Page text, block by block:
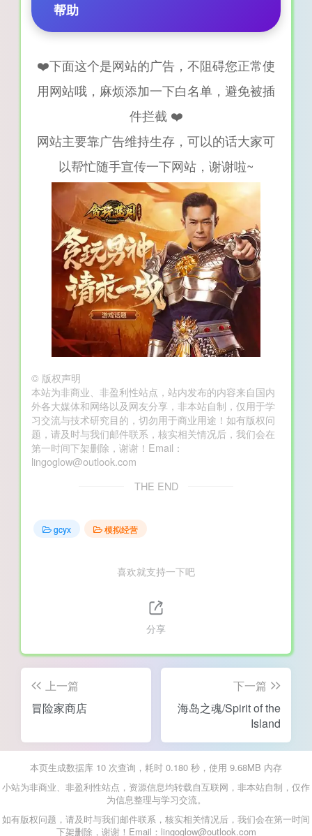
帮助
❤️下面这个是网站的广告，不阻碍您正常使
用网站哦，麻烦添加一下白名单，避免被插
件拦截 ❤️
网站主要靠广告维持生存，可以的话大家可
以帮忙随手宣传一下网站，谢谢啦~
© 版权声明
本站为非商业、非盈利性站点，站内发布的内容来自国内
外各大媒体和网络以及网友分享，非本站自制，仅用于学
习交流与技术研究目的，切勿用于商业用途！如有版权问
题，请及时与我们邮件联系，核实相关情况后，我们会在
第一时间下架删除，谢谢！Email：
lingoglow@outlook.com
THE END
gcyx 模拟经营
喜欢就支持一下吧
分享
上一篇
冒险家商店
下一篇
海岛之魂/Spirit of the
Island
本页生成数据库 10 次查询，耗时 0.180 秒，使用 9.68MB 内存
小站为非商业、非盈利性站点，资源信息均转载自互联网，非本站自制，仅作
为信息整理与学习交流。
如有版权问题，请及时与我们邮件联系，核实相关情况后，我们会在第一时间
下架删除，谢谢！Email：lingoglow@outlook.com